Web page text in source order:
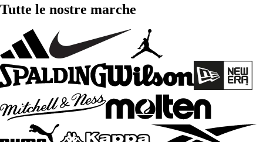
Tutte le nostre marche